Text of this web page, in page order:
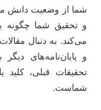
شما از وضعیت دانش
و تحقیق شما چگونه
می‌کند. به دنبال
و پایان‌نامه‌های
تحقیقات قبلی، کلید
شماست.